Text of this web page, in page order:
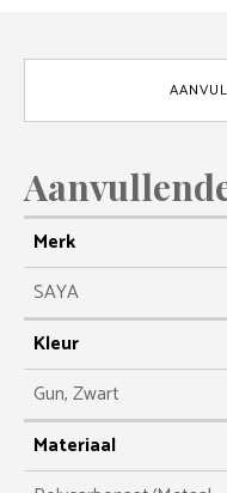
Merk
SAYA
Kleur
Gun, Zwart
Materiaal